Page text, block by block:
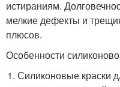
истираниям.
мелкие дефекты и
плюсов.
Особенности
Силиконовые краски